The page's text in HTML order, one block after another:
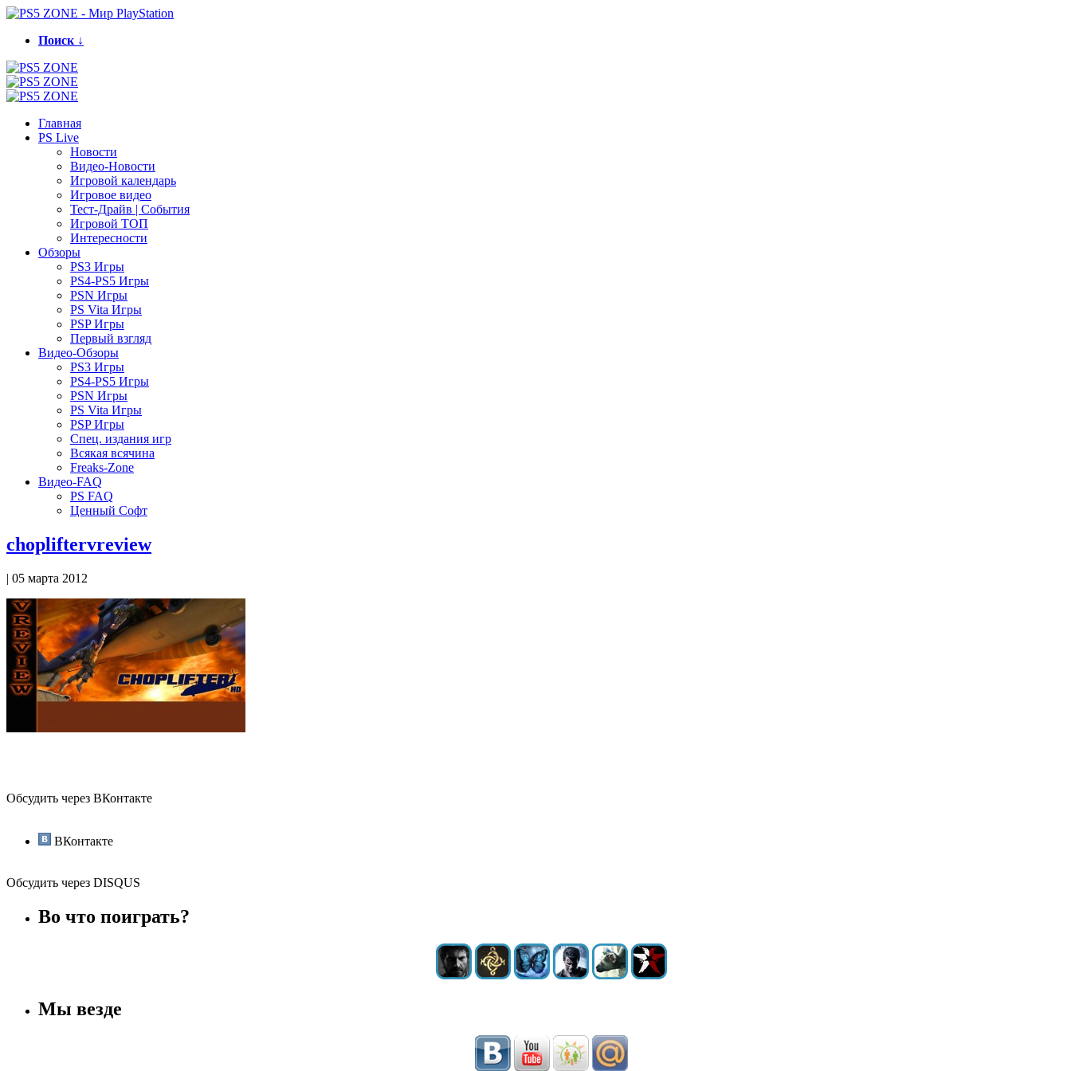
Поиск ↓
Главная
PS Live
Новости
Видео-Новости
Игровой календарь
Игровое видео
Тест-Драйв | События
Игровой ТОП
Интересности
Обзоры
PS3 Игры
PS4-PS5 Игры
PSN Игры
PS Vita Игры
PSP Игры
Первый взгляд
Видео-Обзоры
PS3 Игры
PS4-PS5 Игры
PSN Игры
PS Vita Игры
PSP Игры
Спец. издания игр
Всякая всячина
Freaks-Zone
Видео-FAQ
PS FAQ
Ценный Софт
chopliftervreview
| 05 марта 2012
Обсудить через ВКонтакте
ВКонтакте
Обсудить через DISQUS
Во что поиграть?
Мы везде